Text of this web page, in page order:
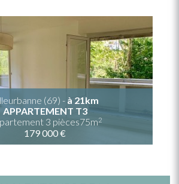
(69) - à 21km
APPARTEMENT T3
3 pièces75m2
179 000 €